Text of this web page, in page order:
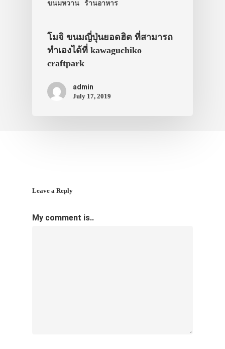
ขนมหวาน ร้านอาหาร
โมจิ ขนมญี่ปุ่นยอดฮิต ที่สามารถ
ทำเองได้ที่ kawaguchiko
craftpark
admin
July 17, 2019
Leave a Reply
My comment is..